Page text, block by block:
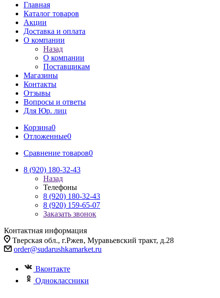
Главная
Каталог товаров
Акции
Доставка и оплата
О компании
Назад
О компании
Поставщикам
Магазины
Контакты
Отзывы
Вопросы и ответы
Для Юр. лиц
Корзина0
Отложенные0
Сравнение товаров0
8 (920) 180-32-43
Назад
Телефоны
8 (920) 180-32-43
8 (920) 159-65-07
Заказать звонок
Контактная информация
Тверская обл., г.Ржев, Муравьевский тракт, д.28
order@sudarushkamarket.ru
Вконтакте
Одноклассники